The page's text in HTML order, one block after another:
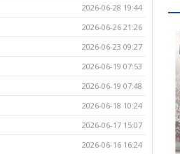
2026-06-28 19:44
2026-06-26 21:26
2026-06-23 09:27
2026-06-19 07:53
2026-06-19 07:48
2026-06-18 10:24
2026-06-17 15:07
2026-06-16 16:24